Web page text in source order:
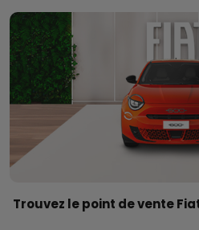
Trouvez le point de vente